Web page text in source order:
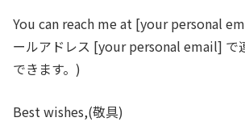
You can reach me at [your personal
ールアドレス [your personal email] で
できます。)
Best wishes,(敬具)